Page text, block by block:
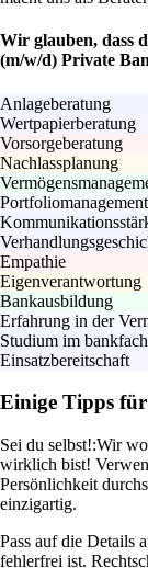
Wir glauben, dass
(m/w/d) Private
Anlageberatung
Wertpapierberatung
Vorsorgeberatung
Nachlassplanung
Portfoliomanagement
Empathie
Eigenverantwortung
Bankausbildung
Erfahrung in der
Studium im
Einsatzbereitschaft
Einige Tipps
Sei du selbst!:Wir
wirklich bist!
Persönlichkeit
einzigartig.
Pass auf die Details
fehlerfrei ist.